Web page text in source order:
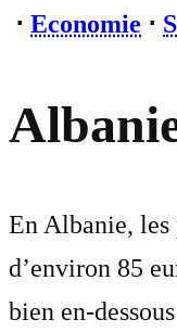
⋅ Economie ⋅
En Albanie, les
d’environ 85
bien en-